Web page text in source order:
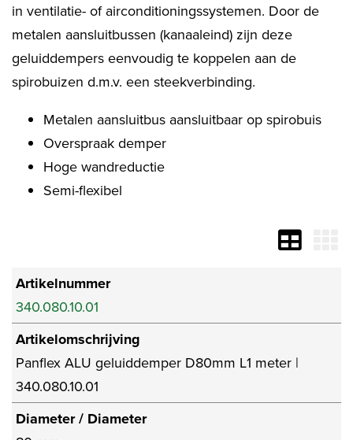
in ventilatie- of airconditioningssystemen. Door de
metalen aansluitbussen (kanaaleind) zijn deze
geluiddempers eenvoudig te koppelen aan de
spirobuizen d.m.v. een steekverbinding.
Metalen aansluitbus aansluitbaar op spirobuis
Overspraak demper
Hoge wandreductie
Semi-flexibel
Artikelnummer
340.080.10.01
Artikelomschrijving
Panflex ALU geluiddemper D80mm L1 meter |
340.080.10.01
Diameter / Diameter